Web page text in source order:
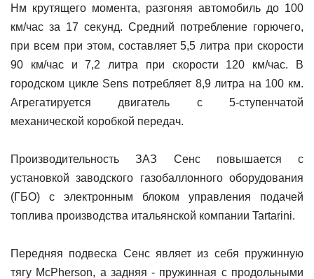
Нм крутящего момента, разгоняя автомобиль до 100
км/час за 17 секунд. Средний потребление горючего,
при всем при этом, составляет 5,5 литра при скорости
90 км/час и 7,2 литра при скорости 120 км/час. В
городском цикле Sens потребляет 8,9 литра на 100 км.
Агрегатируется двигатель с 5-ступенчатой
механической коробкой передач.
Производительность ЗАЗ Сенс повышается с
установкой заводского газобаллонного оборудования
(ГБО) с электронным блоком управления подачей
топлива производства итальянской компании Tartarini.
Передняя подвеска Сенс являет из себя пружинную
тягу McPherson, а задняя - пружинная с продольными